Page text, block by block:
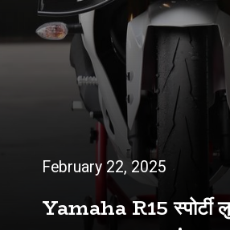
Yamaha R15 स्पोर्टी
February 22, 2025